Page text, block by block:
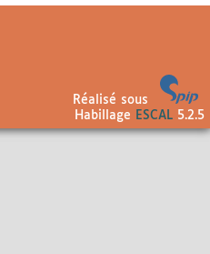
Réalisé sous
Habillage
ESCAL5.2.5